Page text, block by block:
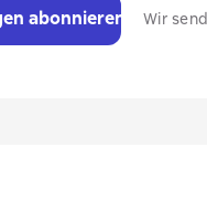
abonnieren Wir